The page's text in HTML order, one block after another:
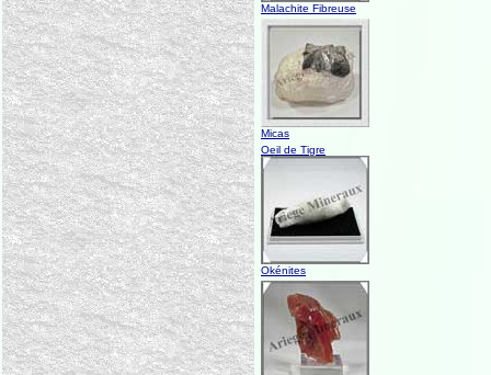
Malachite Fibreuse
Micas
Oeil de Tigre
Okénites